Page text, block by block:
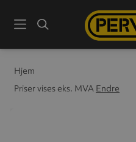
MenySøk
Hjem
Priser vises eks. MVA Endre